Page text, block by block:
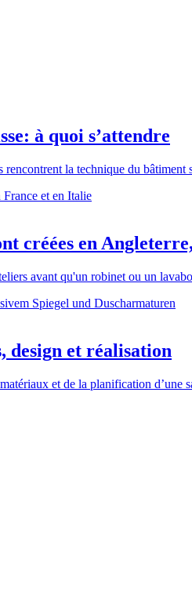
à quoi s’attendre
la technique du bâtiment
créées en
avant qu'un robinet ou un
design et réalisation
et de la planification d’une